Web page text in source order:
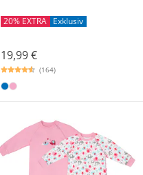
20% EXTRA Exklusiv
19,99 €
(164)